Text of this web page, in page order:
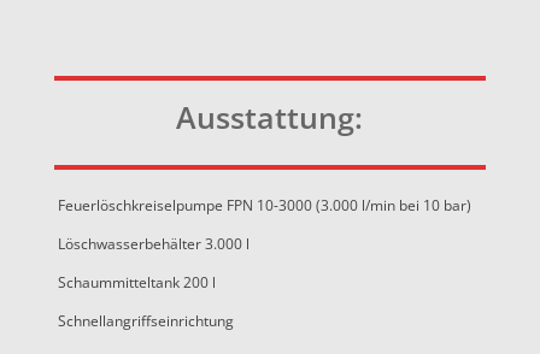
Ausstattung:
Feuerlöschkreiselpumpe FPN 10-3000 (3.000 l/min bei 10 bar)
Löschwasserbehälter 3.000 l
Schaummitteltank 200 l
Schnellangriffseinrichtung